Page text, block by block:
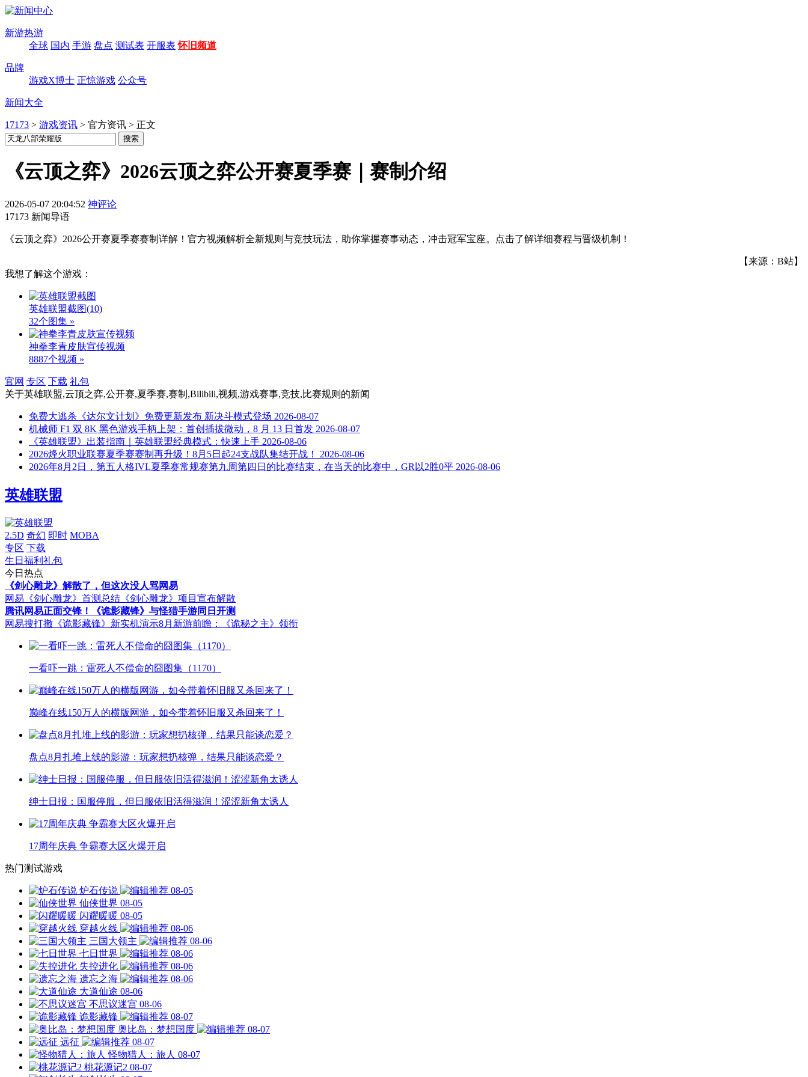
新游热游
全球 国内 手游 盘点 测试表 开服表 怀旧频道
品牌
游戏X博士 正惊游戏 公众号
新闻大全
17173 > 游戏资讯 > 官方资讯 > 正文
《云顶之弈》2026云顶之弈公开赛夏季赛｜赛制介绍
2026-05-07 20:04:52 神评论
17173 新闻导语
《云顶之弈》2026公开赛夏季赛赛制详解！官方视频解析全新规则与竞技玩法，助你掌握赛事动态，冲击冠军宝座。点击了解详细赛程与晋级机制！
【来源：B站】
我想了解这个游戏：
英雄联盟截图(10)
32个图集 »
神拳李青皮肤宣传视频
8887个视频 »
官网 专区 下载 礼包
关于英雄联盟,云顶之弈,公开赛,夏季赛,赛制,Bilibili,视频,游戏赛事,竞技,比赛规则 的新闻
免费大逃杀《达尔文计划》免费更新发布 新决斗模式登场 2026-08-07
机械师 F1 双 8K 黑色游戏手柄上架：首创插拔微动，8 月 13 日首发 2026-08-07
《英雄联盟》出装指南｜英雄联盟经典模式：快速上手 2026-08-06
2026烽火职业联赛夏季赛赛制再升级！8月5日起24支战队集结开战！
2026-08-06
2026年8月2日，第五人格IVL夏季赛常规赛第九周第四日的比赛结束，在当天的比赛中，GR以2胜0平 2026-08-06
英雄联盟
2.5D 奇幻 即时 MOBA
专区 下载
生日福利礼包
今日热点
《剑心雕龙》解散了，但这次没人骂网易
网易《剑心雕龙》首测总结 《剑心雕龙》项目宣布解散
腾讯网易正面交锋！《诡影藏锋》与怪猎手游同日开测
网易搜打撤《诡影藏锋》新实机演示8月新游前瞻：《诡秘之主》领衔
一看吓一跳：雷死人不偿命的囧图集（1170）
巅峰在线150万人的横版网游，如今带着怀旧服又杀回来了！
盘点8月扎堆上线的影游：玩家想扔核弹，结果只能谈恋爱？
绅士日报：国服停服，但日服依旧活得滋润！涩涩新角太诱人
17周年庆典 争霸赛大区火爆开启
热门测试游戏
炉石传说
08-05
仙侠世界 08-05
闪耀暖暖 08-05
穿越火线
08-06
三国大领主
08-06
七日世界
08-06
失控进化
08-06
遗忘之海
08-06
大道仙途 08-06
不思议迷宫 08-06
诡影藏锋
08-07
奥比岛：梦想国度
08-07
远征
08-07
怪物猎人：旅人 08-07
桃花源记2 08-07